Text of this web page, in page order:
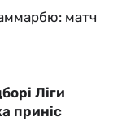
матч
Ліги
приніс